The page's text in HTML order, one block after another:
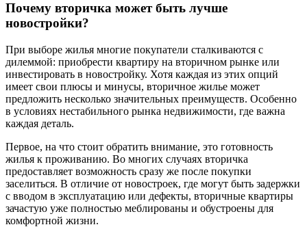
Почему вторичка может быть лучше
новостройки?
При выборе жилья многие покупатели сталкиваются с
дилеммой: приобрести квартиру на вторичном рынке или
инвестировать в новостройку. Хотя каждая из этих опций
имеет свои плюсы и минусы, вторичное жилье может
предложить несколько значительных преимуществ. Особенно
в условиях нестабильного рынка недвижимости, где важна
каждая деталь.
Первое, на что стоит обратить внимание, это готовность
жилья к проживанию. Во многих случаях вторичка
предоставляет возможность сразу же после покупки
заселиться. В отличие от новостроек, где могут быть задержки
с вводом в эксплуатацию или дефекты, вторичные квартиры
зачастую уже полностью меблированы и обустроены для
комфортной жизни.